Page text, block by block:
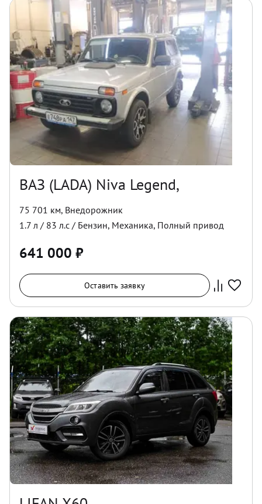
ВАЗ (LADA) Niva Legend,
75 701 км, Внедорожник
1.7 л / 83 л.с / Бензин, Механика, Полный привод
641 000 ₽
Оставить заявку